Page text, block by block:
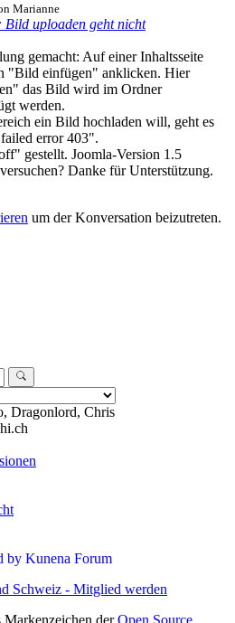
Marianne
Bild uploaden geht nicht
gemacht: Auf einer Inhaltsseite
"Bild einfügen" anklicken. Hier
das Bild wird im Ordner
werden.
ein Bild hochladen will, geht es
error 403".
gestellt. Joomla-Version 1.5
Danke für Unterstützung.
um der Konversation beizutreten.
, Dragonlord, Chris
by Kunena Forum
Markenzeichen derOpen Source